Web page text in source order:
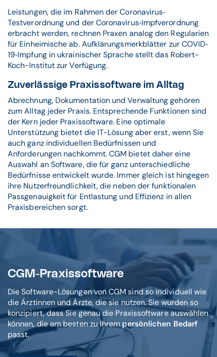
Leistungen, die im Rahmen der Coronavirus‐
Testverordnung und der Coronavirus‐Impfverordnung
erbracht werden, rechnen Praxen analog den Regularien
für Einheimische ab. Aufklärungsmerkblätter zur COVID‐
19‐Impfung in ukrainischer Sprache stellt das Robert-
Koch-Institut zur Verfügung.
Zuverlässige Praxissoftware im Alltag
Abrechnung, Dokumentation und Verwaltung gehören
zum Alltag jeder Praxis. Entsprechende Funktionen sind
der Kern jeder Praxissoftware. Eine optimale
Unterstützung bietet die IT-Lösung aber erst, wenn Sie
auch ganz individuellen Bedürfnissen und
Anforderungen nachkommt. CGM bietet daher eine
Auswahl an Software, die für ganz unterschiedliche
Bedürfnisse entwickelt wurde. Immer gleich ist hingegen
ihre Nutzerfreundlichkeit, die neben der funktionalen
Passgenauigkeit für Entlastung und Effizienz in allen
Praxisbereichen sorgt.
CGM-Praxissoftware
Die Software-Lösungen von CGM sind so individuell wie
die Ärztinnen und Ärzte, die sie nutzen. Sie wurden so
konzipiert, dass Sie genau die Praxissoftware auswählen
können, die am besten zu Ihrem persönlichen Bedarf
passt.